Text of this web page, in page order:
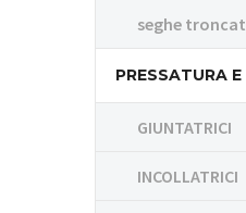
seghe
PRESSATURA
GIUNTATRICI
INCOLLATRICI